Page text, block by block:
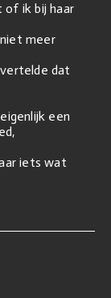
of ik bij haar
meer
dat
een
iets wat